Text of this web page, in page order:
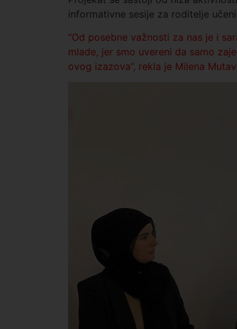
informativne sesije za roditelje
“Od posebne važnosti za nas je i
mlade, jer smo uvereni da samo
ovog izazova”, rekla je Milena